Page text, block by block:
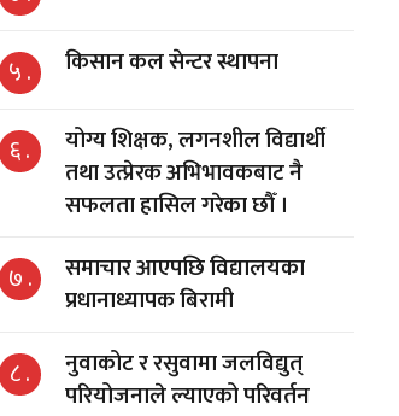
५ . किसान कल सेन्टर स्थापना
६ .
योग्य शिक्षक, लगनशील विद्यार्थी
तथा उत्प्रेरक अभिभावकबाट नै
सफलता हासिल गरेका छौँ ।
७ .
समाचार आएपछि विद्यालयका
प्रधानाध्यापक बिरामी
८ .
नुवाकोट र रसुवामा जलविद्युत्
परियोजनाले ल्याएको परिवर्तन